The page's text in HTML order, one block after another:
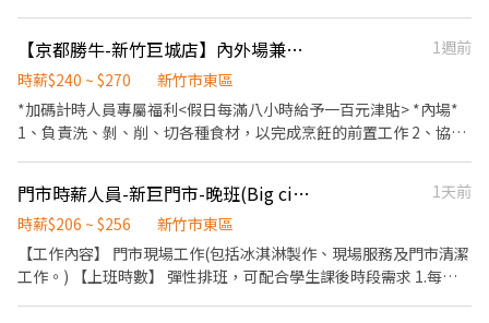
【京都勝牛-新竹巨城店】內外場兼職人員#時薪$240~$270#假日津貼100元
1週前
時薪$240 ~ $270
新竹市東區
*加碼計時人員專屬福利<假日每滿八小時給予一百元津貼> *內場*
1、負責洗、剝、削、切各種食材，以完成烹飪的前置工作 2、協助
點餐需求與提供建議 4、提供顧客桌邊服務 5、內場廚房支援備料
6、整潔門市環境與餐具保養
門市時薪人員-新巨門市-晚班(Big city遠東巨城購物中心)
1天前
時薪$206 ~ $256
新竹市東區
【工作內容】 門市現場工作(包括冰淇淋製作、現場服務及門市清潔
工作。) 【上班時數】 彈性排班，可配合學生課後時段需求 1.每週